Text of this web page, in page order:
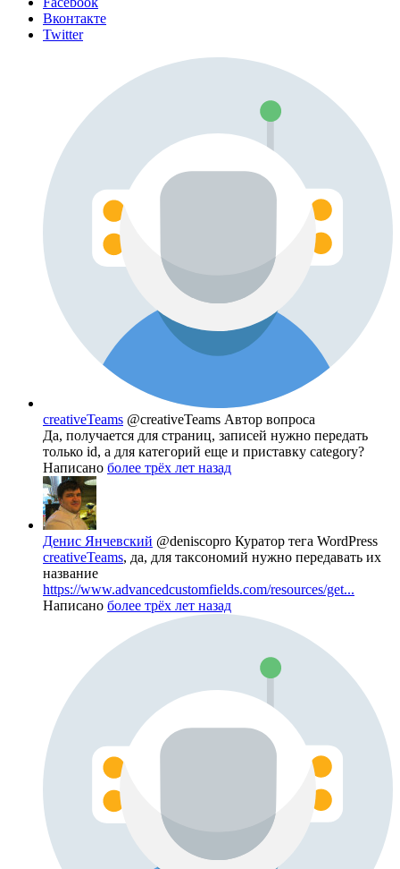
Вконтакте
Twitter
creativeTeams @creativeTeams Автор вопроса
Да, получается для страниц, записей нужно передать
только id, а для категорий еще и приставку category?
Написано более трёх лет назад
Денис Янчевский @deniscopro Куратор тега WordPress
creativeTeams, да, для таксономий нужно передавать их
название
https://www.advancedcustomfields.com/resources/get...
Написано более трёх лет назад